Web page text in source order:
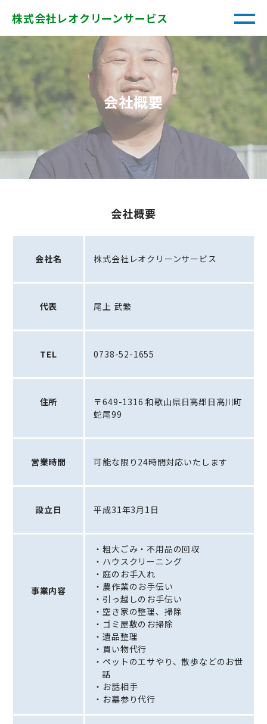
株式会社レオクリーンサービス
会社概要
会社概要
会社名 株式会社レオクリーンサービス
代表 尾上 武繁
TEL 0738-52-1655
住所
〒649-1316 和歌山県日高郡日高川町
蛇尾99
営業時間 可能な限り24時間対応いたします
設立日 平成31年3月1日
事業内容
・粗大ごみ・不用品の回収
・ハウスクリーニング
・庭のお手入れ
・農作業のお手伝い
・引っ越しのお手伝い
・空き家の整理、掃除
・ゴミ屋敷のお掃除
・遺品整理
・買い物代行
・ペットのエサやり、散歩などのお世
話
・お話相手
・お墓参り代行